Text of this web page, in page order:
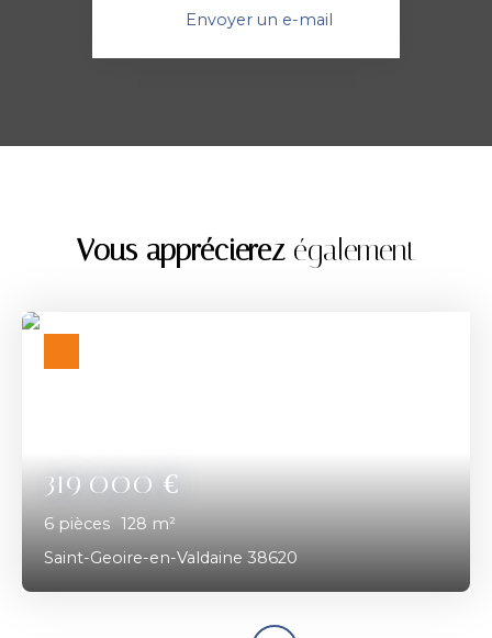
Envoyer un e-mail
Vous apprécierezégalement
319 000€
6 pièces 128 m²
Saint-Geoire-en-Valdaine 38620